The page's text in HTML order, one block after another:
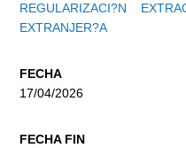
REGULARIZACI?N
EXTRANJER?A
FECHA
17/04/2026
FECHA FIN